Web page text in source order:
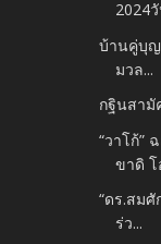
2024
บ้านคู่บุญ
มวล...
กฐินสามั
“วาโก้”
ขาดิ โ
“ดร.สม
ร่ว...